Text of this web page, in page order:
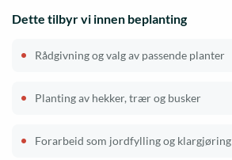
Dette tilbyr vi innen beplanting
Rådgivning og valg av passende planter
Planting av hekker, trær og busker
Forarbeid som jordfylling og klargjøring